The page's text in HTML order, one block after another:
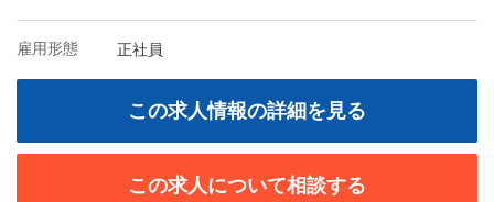
雇用形態 正社員
この求人情報の詳細を見る
この求人について相談する